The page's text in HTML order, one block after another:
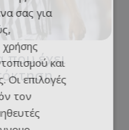
που έχει
σας για
χρήσης
και
Οι επιλογές
τον